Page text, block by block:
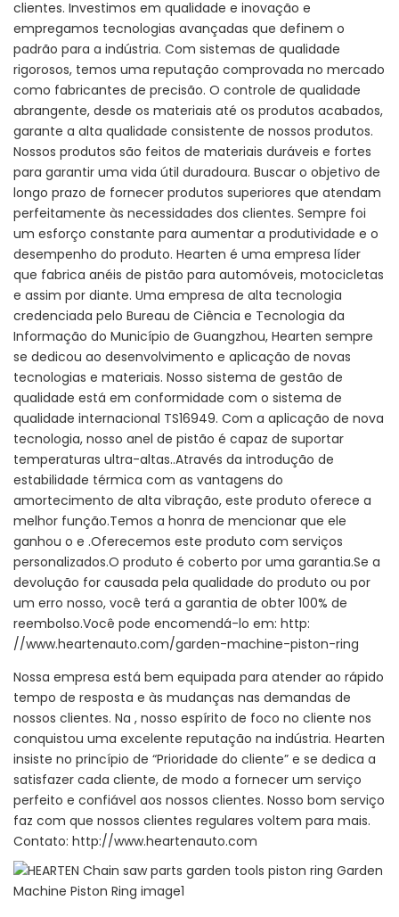
clientes. Investimos em qualidade e inovação e
empregamos tecnologias avançadas que definem o
padrão para a indústria. Com sistemas de qualidade
rigorosos, temos uma reputação comprovada no mercado
como fabricantes de precisão. O controle de qualidade
abrangente, desde os materiais até os produtos acabados,
garante a alta qualidade consistente de nossos produtos.
Nossos produtos são feitos de materiais duráveis ​​e fortes
para garantir uma vida útil duradoura. Buscar o objetivo de
longo prazo de fornecer produtos superiores que atendam
perfeitamente às necessidades dos clientes. Sempre foi
um esforço constante para aumentar a produtividade e o
desempenho do produto. Hearten é uma empresa líder
que fabrica anéis de pistão para automóveis, motocicletas
e assim por diante. Uma empresa de alta tecnologia
credenciada pelo Bureau de Ciência e Tecnologia da
Informação do Município de Guangzhou, Hearten sempre
se dedicou ao desenvolvimento e aplicação de novas
tecnologias e materiais. Nosso sistema de gestão de
qualidade está em conformidade com o sistema de
qualidade internacional TS16949. Com a aplicação de nova
tecnologia, nosso anel de pistão é capaz de suportar
temperaturas ultra-altas..Através da introdução de
estabilidade térmica com as vantagens do
amortecimento de alta vibração, este produto oferece a
melhor função.Temos a honra de mencionar que ele
ganhou o e .Oferecemos este produto com serviços
personalizados.O produto é coberto por uma garantia.Se a
devolução for causada pela qualidade do produto ou por
um erro nosso, você terá a garantia de obter 100% de
reembolso.Você pode encomendá-lo em: http:
//www.heartenauto.com/garden-machine-piston-ring
Nossa empresa está bem equipada para atender ao rápido
tempo de resposta e às mudanças nas demandas de
nossos clientes. Na , nosso espírito de foco no cliente nos
conquistou uma excelente reputação na indústria. Hearten
insiste no princípio de “Prioridade do cliente” e se dedica a
satisfazer cada cliente, de modo a fornecer um serviço
perfeito e confiável aos nossos clientes. Nosso bom serviço
faz com que nossos clientes regulares voltem para mais.
Contato: http://www.heartenauto.com